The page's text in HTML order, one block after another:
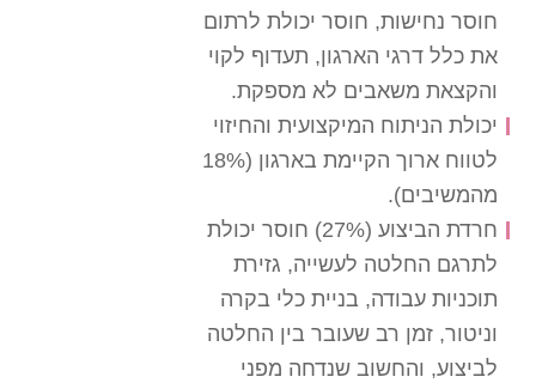
חוסר נחישות, חוסר יכולת לרתום
את כלל דרגי הארגון, תעדוף לקוי
והקצאת משאבים לא מספקת.
יכולת הניתוח המיקצועית והחיזוי
לטווח ארוך הקיימת בארגון (18%
מהמשיבים).
חרדת הביצוע (27%) חוסר יכולת
לתרגם החלטה לעשייה, גזירת
תוכניות עבודה, בניית כלי בקרה
וניטור, זמן רב שעובר בין החלטה
לביצוע, והחשוב שנדחה מפני